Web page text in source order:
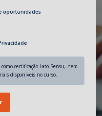
oportunidades
certificação Lato Sensu, nem
disponíveis no curso.